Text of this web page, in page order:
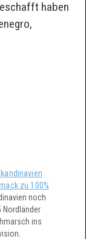
haben
zu 100%
noch
Nordländer
ins